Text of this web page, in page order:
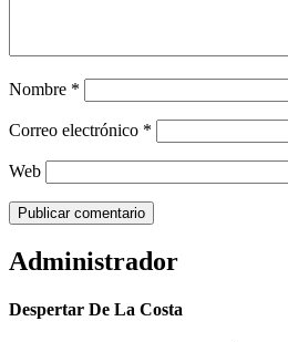
Nombre *
Correo electrónico *
Web
Administrador
Despertar De La Costa